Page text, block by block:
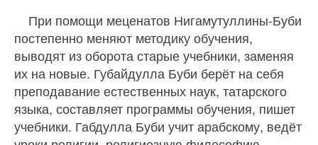
При помощи меценатов Нигамутуллины-Буби
постепенно меняют методику обучения,
выводят из оборота старые учебники, заменяя
их на новые. Губайдулла Буби берёт на себя
преподавание естественных наук, татарского
языка, составляет программы обучения, пишет
учебники. Габдулла Буби учит арабскому, ведёт